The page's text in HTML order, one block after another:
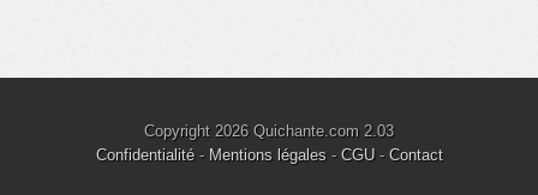
Copyright 2026 Quichante.com 2.03
Confidentialité- Mentions légales- CGU- Contact